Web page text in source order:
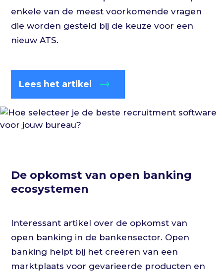
enkele van de meest voorkomende vragen
die worden gesteld bij de keuze voor een
nieuw ATS.
Lees het artikel
De opkomst van open banking
ecosystemen
Interessant artikel over de opkomst van
open banking in de bankensector. Open
banking helpt bij het creëren van een
marktplaats voor gevarieerde producten en